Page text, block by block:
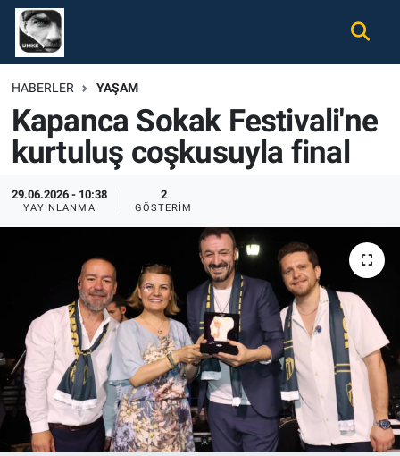
HABERLER YAŞAM
Kapanca Sokak Festivali'ne
kurtuluş coşkusuyla final
29.06.2026 - 10:38
YAYINLANMA
2
GÖSTERIM
Gündem
Ekonomi
Spor
Magazin
İletişim
Künye
Nöbetçi Eczaneler
Hava Durumu
Namaz Vakitleri
Trafik Durumu
Süper Lig Puan Durumu ve Fikstür
Tüm Manşetler
Son Dakika Haberleri
Haber Arşivi